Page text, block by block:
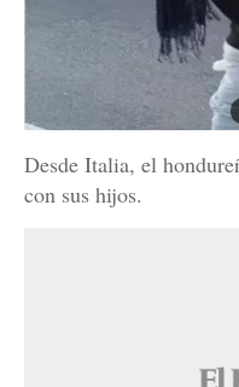
Desde Italia, el
con sus hijos.